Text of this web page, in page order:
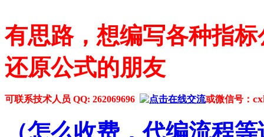
有思路，想编写各种指
还原公式的朋友
可联系技术人员 QQ: 262069696 或微信号：
（怎么收费，代编流程